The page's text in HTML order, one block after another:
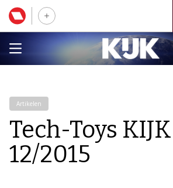
Artikelen
Tech-Toys KIJK
12/2015